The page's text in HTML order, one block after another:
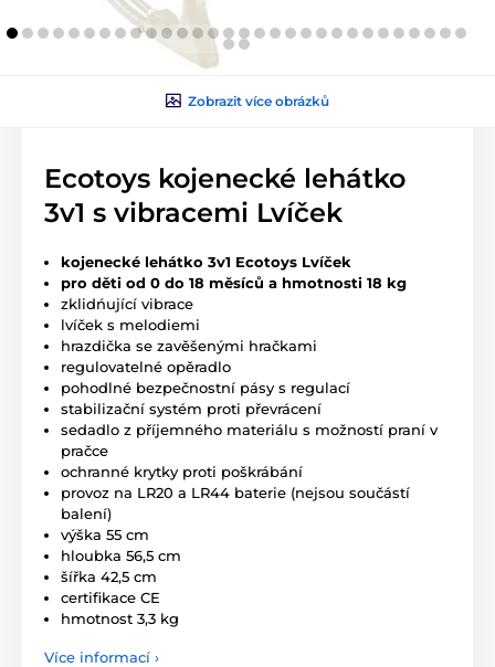
Zobrazit více obrázků
Ecotoys kojenecké lehátko
3v1 s vibracemi Lvíček
kojenecké lehátko 3v1 Ecotoys Lvíček
pro děti od 0 do 18 měsíců a hmotnosti 18 kg
zklidńující vibrace
lvíček s melodiemi
hrazdička se zavěšenými hračkami
regulovatelné opěradlo
pohodlné bezpečnostní pásy s regulací
stabilizační systém proti převrácení
sedadlo z příjemného materiálu s možností praní v
pračce
ochranné krytky proti poškrábání
provoz na LR20 a LR44 baterie (nejsou součástí
balení)
výška 55 cm
hloubka 56,5 cm
šířka 42,5 cm
certifikace CE
hmotnost 3,3 kg
Více informací ›